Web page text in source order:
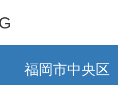
福岡市中央区